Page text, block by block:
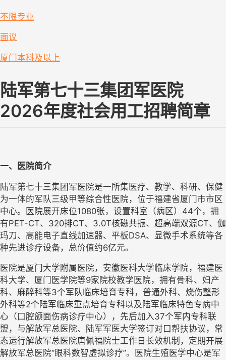
不限专业
面议
厦门本科及以上
陆军第七十三集团军医院
2026年度社会用工招聘简章
一、医院简介
陆军第七十三集团军医院是一所集医疗、教学、科研、保健
为一体的军队三级甲等综合性医院，位于福建省厦门市市区
中心。医院展开床位1080张，设置科室（病区）44个，拥
有PET-CT、320排CT、3.0T核磁共振、超高端双源CT、伽
玛刀、高能电子直线加速器、平板DSA、显微手术系统等各
种先进诊疗设备，总价值约6亿元。
医院是厦门大学附属医院，安徽医科大学临床学院，福建医
科大学、厦门医学院等9家院校教学医院，拥有骨科、妇产
科、麻醉科等3个军队临床培育专科，普通外科、烧伤整形
外科等2个陆军临床重点培育专科以及陆军临床特色专病中
心（口腔颌面伤病诊疗中心），先后加入37个军内专科联
盟，与解放军总医院、陆军军医大学签订对口帮扶协议，常
态运行解放军总医院唐佩福院士工作日长效机制，定期开展
解放军总医院“眼科数智虚拟诊疗”。医院生殖医学中心是军